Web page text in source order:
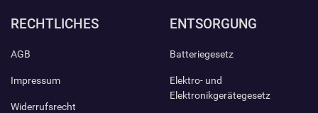
RECHTLICHES
AGB
Impressum
Widerrufsrecht
ENTSORGUNG
Batteriegesetz
Elektro- und
Elektronikgerätegesetz